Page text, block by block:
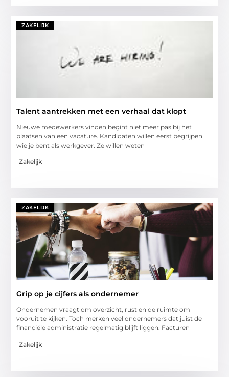
ZAKELIJK
Talent aantrekken met een verhaal dat klopt
Nieuwe medewerkers vinden begint niet meer pas bij het
plaatsen van een vacature. Kandidaten willen eerst begrijpen
wie je bent als werkgever. Ze willen weten
Zakelijk
ZAKELIJK
Grip op je cijfers als ondernemer
Ondernemen vraagt om overzicht, rust en de ruimte om
vooruit te kijken. Toch merken veel ondernemers dat juist de
financiële administratie regelmatig blijft liggen. Facturen
Zakelijk